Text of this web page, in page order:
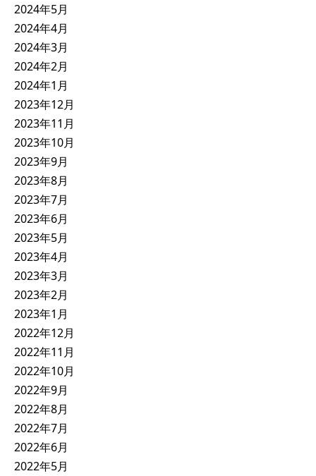
2024年5月
2024年4月
2024年3月
2024年2月
2024年1月
2023年12月
2023年11月
2023年10月
2023年9月
2023年8月
2023年7月
2023年6月
2023年5月
2023年4月
2023年3月
2023年2月
2023年1月
2022年12月
2022年11月
2022年10月
2022年9月
2022年8月
2022年7月
2022年6月
2022年5月